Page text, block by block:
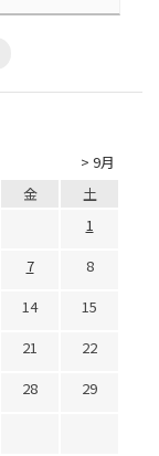
> 9月
金
土
1
7
8
14
15
21
22
28
29